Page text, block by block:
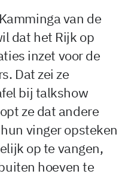
van de
dat het Rijk op
inzet voor de
Dat zei ze
bij talkshow
ze dat andere
vinger opsteken
op te vangen,
hoeven te